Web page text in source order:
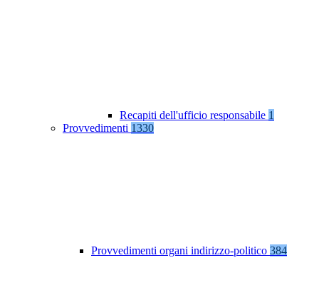
Recapiti dell'ufficio responsabile 1
Provvedimenti 1330
Provvedimenti organi indirizzo-politico 384